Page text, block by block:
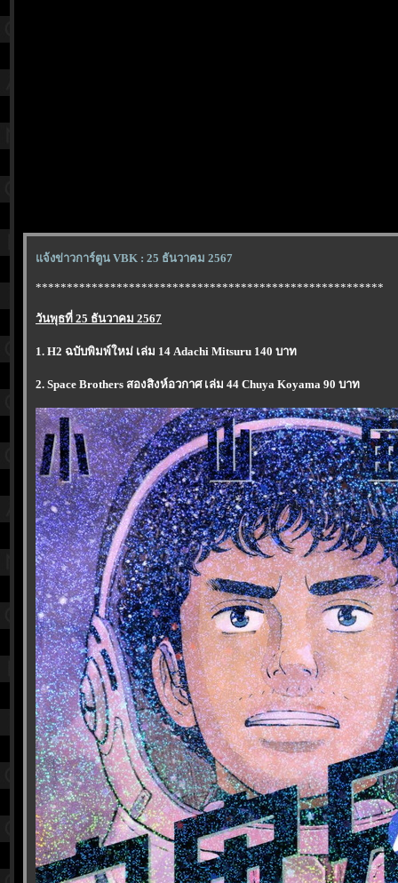
จ้งข่าวการ์ตูน VBK : 25 ธันวาคม 2567
********************************************************
วันพุธที่ 25 ธันวาคม 2567
1. H2 ฉบับพิมพ์ใหม่ เล่ม 14 Adachi Mitsuru 140 บาท
2. Space Brothers สองสิงห์อวกาศ เล่ม 44 Chuya Koyama 90 บาท